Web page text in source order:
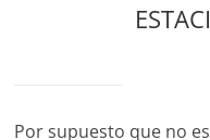
Por supuesto que no